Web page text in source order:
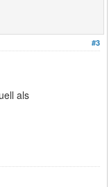
#3
als